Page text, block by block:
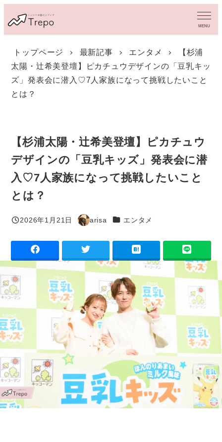
イ
MENU
トップページ 最新記事 エンタメ
【杉浦
太陽・辻󠄀希美登壇】ピカチュウデザインの「豆乳キッ
ズ」発表会に潜入♡7人家族になって挑戦したいこと
とは？
【杉浦太陽・辻󠄀希美登壇】ピカチュウ
デザインの「豆乳キッズ」発表会に潜
入♡7人家族になって挑戦したいこと
とは？
投稿日
2026年1月21日
著
arisa カテゴリー
エンタメ